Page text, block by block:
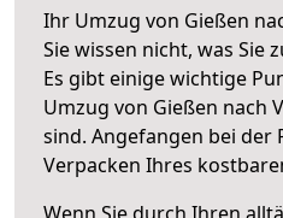
Ihr Umzug von Gießen
Sie wissen nicht, was Sie
Es gibt einige wichtige
Umzug von Gießen nach
sind. Angefangen bei der
Verpacken Ihres